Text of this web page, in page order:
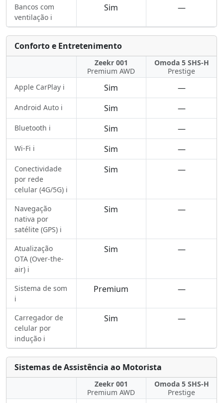
Bancos com
ventilação ℹ️
Sim —
Conforto e Entretenimento
Zeekr 001
Premium AWD
Omoda 5 SHS-H
Prestige
Apple CarPlay ℹ️
Sim —
Android Auto ℹ️ Sim —
Bluetooth ℹ️ Sim —
Wi-Fi ℹ️ Sim —
Conectividade
por rede
celular (4G/5G) ℹ️
Sim —
Navegação
nativa por
satélite (GPS) ℹ️
Sim —
Atualização
OTA (Over-the-
air) ℹ️
Sim —
Sistema de som
ℹ️
Premium —
Carregador de
celular por
indução ℹ️
Sim —
Sistemas de Assistência ao Motorista
Zeekr 001
Premium AWD
Omoda 5 SHS-H
Prestige